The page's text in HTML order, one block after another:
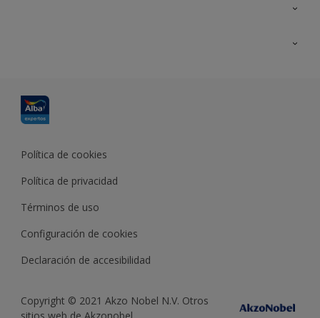
Política de cookies
Política de privacidad
Términos de uso
Configuración de cookies
Declaración de accesibilidad
Copyright © 2021 Akzo Nobel N.V. Otros
sitios web de Akzonobel